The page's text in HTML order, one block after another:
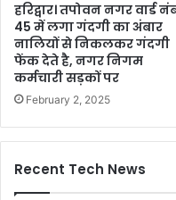
हरिद्वार। तपोवन नगर वार्ड
45 में लगा गंदगी का अंबार
नालियों से निकलकर गंदगी
फेंक देते है, नगर निगम
कर्मचारी सड़कों पर
February 2, 2025
Recent Tech News